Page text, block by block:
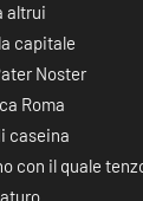
altrui
capitale
Noster
Roma
caseina
con il quale